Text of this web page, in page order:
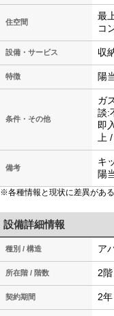
住空間
最
コ
設備・サービス 収
特徴 陽
条件・その他
ガ
談:
即
上
備考
キ
陽
※各種情報と現状に差異があ
設備詳細情報
種別 / 構造 ア
所在階 / 階数 2
契約期間 2年